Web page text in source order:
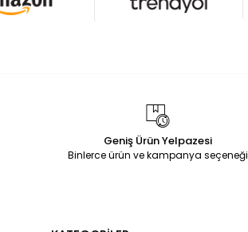
Geniş Ürün Yelpazesi
Binlerce ürün ve kampanya seçeneği